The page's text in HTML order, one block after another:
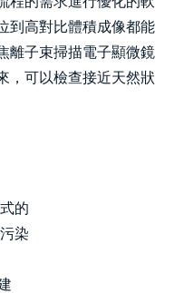
到高對比體積成像都能
離子束掃描電子顯微鏡
，可以檢查接近天然狀
的
染